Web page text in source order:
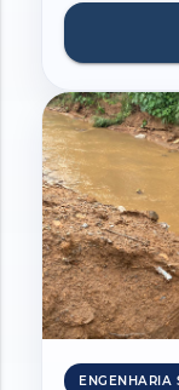
ENGENHARIA